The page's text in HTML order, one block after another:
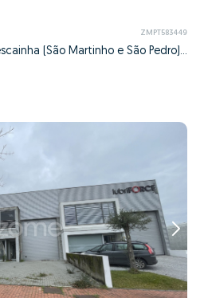
ZMPT583449
Barcelos, Vila Boa e Vila Frescainha (São Martinho e São Pedro), Barcelos, Braga